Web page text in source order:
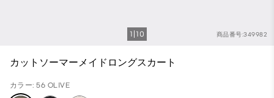
商品番号:349982
1 10
カットソーマーメイドロングスカート
カラー: 56 OLIVE